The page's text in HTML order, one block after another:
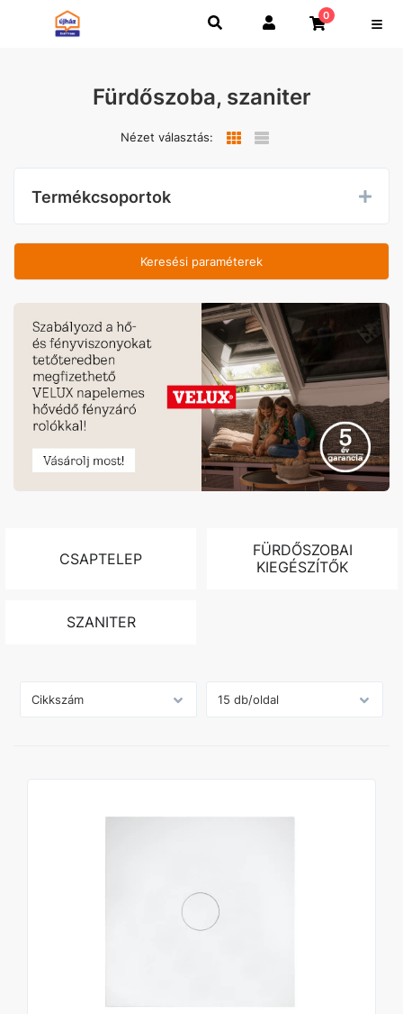
0
Fürdőszoba, szaniter
Nézet választás:
Termékcsoportok
Keresési paraméterek
CSAPTELEP
FÜRDŐSZOBAI
KIEGÉSZÍTŐK
SZANITER